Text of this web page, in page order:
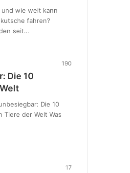
und wie weit kann
fahren?
seit…
190
Die 10
Die 10
Tiere der Welt Was
17